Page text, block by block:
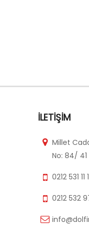
İLETIŞIM
Millet
No: 84/ 41
0212 531 11
0212 532